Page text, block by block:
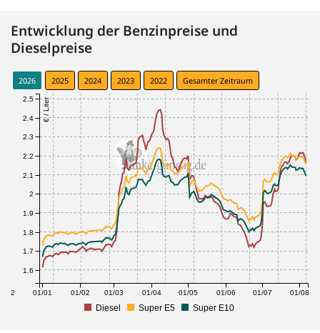
Entwicklung der Benzinpreise und
Dieselpreise
2026 2025 2024 2023 2022 Gesamter Zeitraum
12 01/01 01/02 01/03 01/04 01/05 01/06 01/07 01/08
€ / Liter
1.6
1.7
1.8
1.9
2
2.1
2.2
2.3
2.4
2.5
Diesel Super E5 Super E10